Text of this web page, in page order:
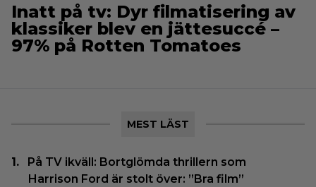
Inatt på tv: Dyr filmatisering av
klassiker blev en jättesuccé –
97% på Rotten Tomatoes
MEST LÄST
På TV ikväll: Bortglömda thrillern som
Harrison Ford är stolt över: ”Bra film”